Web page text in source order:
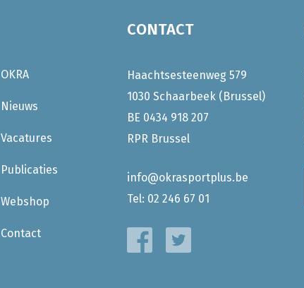
OKRA
Nieuws
Vacatures
Publicaties
Webshop
Contact
CONTACT
Haachtsesteenweg 579
1030 Schaarbeek (Brussel)
BE 0434 918 207
RPR Brussel
info@okrasportplus.be
Tel: 02 246 67 01